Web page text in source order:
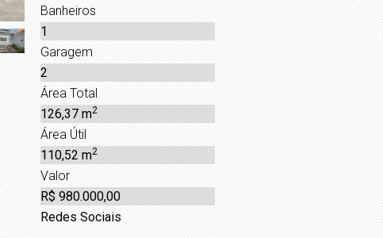
Banheiros
1
Garagem
2
Área Total
126,37 m2
Área Útil
110,52 m2
Valor
R$ 980.000,00
Redes Sociais